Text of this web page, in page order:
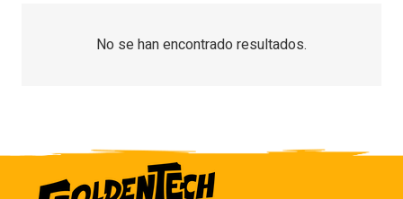
No se han encontrado resultados.